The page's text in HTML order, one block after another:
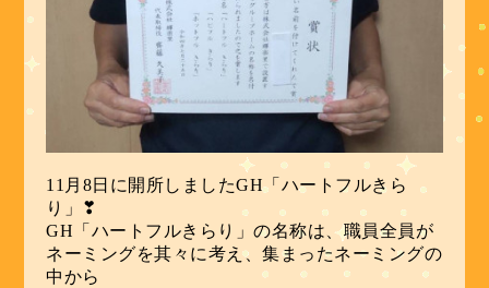
11月8日に開所しましたGH「ハートフルきら
り」❣
GH「ハートフルきらり」の名称は、職員全員が
ネーミングを其々に考え、集まったネーミングの
中から